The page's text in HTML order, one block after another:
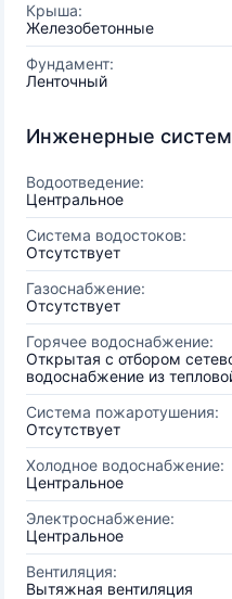
Крыша:
Железобетонные
Фундамент:
Ленточный
Инженерные
Водоотведение:
Центральное
Система водостоков:
Отсутствует
Газоснабжение:
Отсутствует
Горячее водоснабжение:
Открытая с отбором
водоснабжение из
Система пожаротушения:
Отсутствует
Холодное водоснабжение:
Центральное
Электроснабжение:
Центральное
Вентиляция:
Вытяжная вентиляция